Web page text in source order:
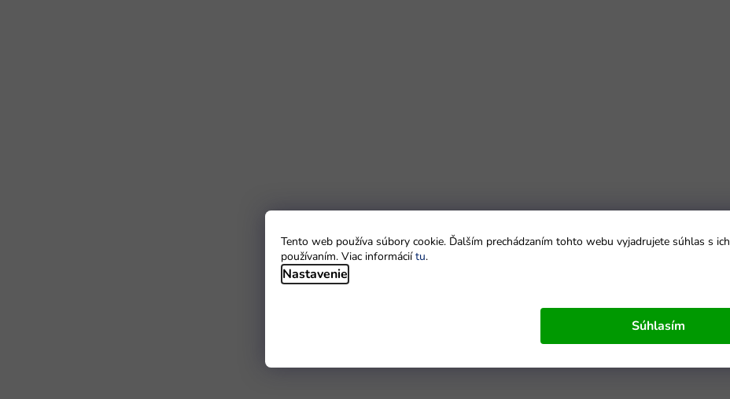
Tento web používa súbory cookie. Ďalším prechádzaním tohto webu vyjadrujete súhlas s ich
používaním. Viac informáciítu.
Nastavenie
Súhlasím